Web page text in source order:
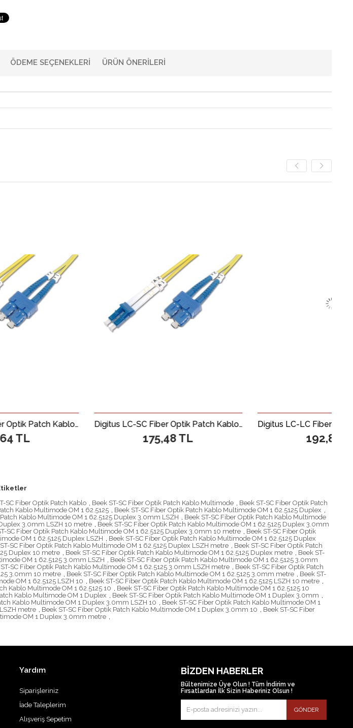
ÖDEME SEÇENEKLERI ÜRÜN ÖNERILERI
Digitus LC-SC Fiber Optik Patch Kablo, 2 metre, Singlemode, Duplex, 09/125 Digitus LC-SC Fiber Optik Patch Kablo, 3 metre, Singlemode, Duplex, 09/125
SC Fiber Optik Patch Kablo Beek ST-SC Fiber Optik Patch Kablo Multimode
Beek ST-SC Fiber Optik Patch
Kablo Multimode OM 1 62.5125 Beek ST-SC Fiber Optik Patch Kablo Multimode OM 1 62.5125 Duplex
Kablo Multimode OM 1 62.5125 Duplex 3.0mm LSZH
Beek ST-SC Fiber Optik Patch Kablo Multimode
3.0mm LSZH 10 metre
Beek ST-SC Fiber Optik Patch Kablo Multimode OM 1 62.5125 Duplex 3.0mm
SC Fiber Optik Patch Kablo Multimode OM 1 62.5125 Duplex 3.0mm 10 metre
Beek ST-SC Fiber Optik
OM 1 62.5125 Duplex LSZH
Beek ST-SC Fiber Optik Patch Kablo Multimode OM 1 62.5125 Duplex
SC Fiber Optik Patch Kablo Multimode OM 1 62.5125 Duplex LSZH metre
Beek ST-SC Fiber Optik Patch
Duplex 10 metre Beek ST-SC Fiber Optik Patch Kablo Multimode OM 1 62.5125 Duplex metre
Beek ST-
OM 1 62.5125 3.0mm LSZH
Beek ST-SC Fiber Optik Patch Kablo Multimode OM 1 62.5125 3.0mm
SC Fiber Optik Patch Kablo Multimode OM 1 62.5125 3.0mm LSZH metre
Beek ST-SC Fiber Optik Patch
3.0mm 10 metre Beek ST-SC Fiber Optik Patch Kablo Multimode OM 1 62.5125 3.0mm metre
Beek ST-
OM 1 62.5125 LSZH 10 Beek ST-SC Fiber Optik Patch Kablo Multimode OM 1 62.5125 LSZH 10 metre
Kablo Multimode OM 1 62.5125 10
Beek ST-SC Fiber Optik Patch Kablo Multimode OM 1 62.5125 10
Kablo Multimode OM 1 Duplex Beek ST-SC Fiber Optik Patch Kablo Multimode OM 1 Duplex 3.0mm
Kablo Multimode OM 1 Duplex 3.0mm LSZH 10
Beek ST-SC Fiber Optik Patch Kablo Multimode OM 1
metre Beek ST-SC Fiber Optik Patch Kablo Multimode OM 1 Duplex 3.0mm 10
Beek ST-SC Fiber
OM 1 Duplex 3.0mm metre
Yardım
Siparişleriniz
İade Taleplerim
Alışveriş Sepetim
BIZDEN HABERLER
Bültenimize Üye Olun ! Tüm İndirim ve
Fırsatlardan İlk Sizin Haberiniz Olsun !
GÖNDER